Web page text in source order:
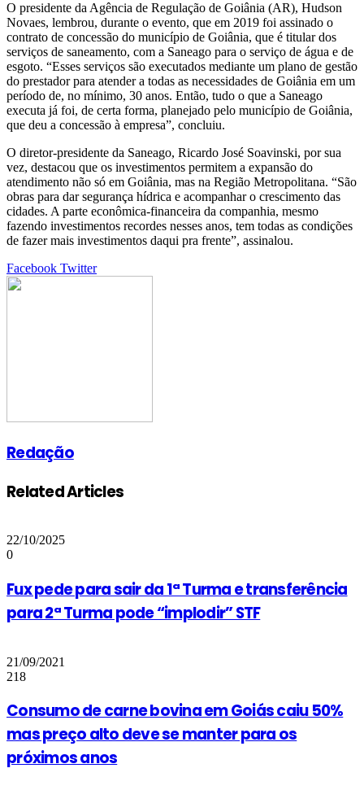
O presidente da Agência de Regulação de Goiânia (AR), Hudson
Novaes, lembrou, durante o evento, que em 2019 foi assinado o
contrato de concessão do município de Goiânia, que é titular dos
serviços de saneamento, com a Saneago para o serviço de água e de
esgoto. “Esses serviços são executados mediante um plano de gestão
do prestador para atender a todas as necessidades de Goiânia em um
período de, no mínimo, 30 anos. Então, tudo o que a Saneago
executa já foi, de certa forma, planejado pelo município de Goiânia,
que deu a concessão à empresa”, concluiu.
O diretor-presidente da Saneago, Ricardo José Soavinski, por sua
vez, destacou que os investimentos permitem a expansão do
atendimento não só em Goiânia, mas na Região Metropolitana. “São
obras para dar segurança hídrica e acompanhar o crescimento das
cidades. A parte econômica-financeira da companhia, mesmo
fazendo investimentos recordes nesses anos, tem todas as condições
de fazer mais investimentos daqui pra frente”, assinalou.
Facebook TwitterGoogle+
LinkedIn
StumbleUpon
Tumblr
Pinterest
Reddit
VKontakte
Share
Print
Redação
Related Articles
22/10/2025
0
Fux pede para sair da 1ª Turma e transferência
para 2ª Turma pode “implodir” STF
21/09/2021
218
Consumo de carne bovina em Goiás caiu 50%
mas preço alto deve se manter para os
próximos anos